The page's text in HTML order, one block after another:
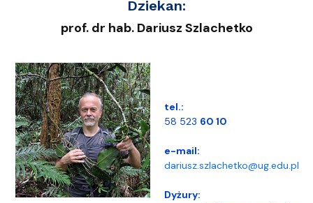
Dziekan:
prof. dr hab. Dariusz Szlachetko
tel.:
58 523 60 10
e-mail:
dariusz.szlachetko@ug.edu.pl
Dyżury: